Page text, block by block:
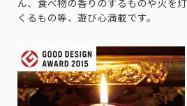
ん、食べ物の香りのするものや火を
くるもの等、遊び心満載です。